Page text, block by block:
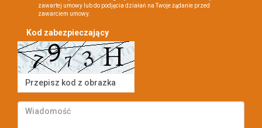
zawartej umowy lub do podjęcia działań na Twoje żądanie przed
zawarciem umowy.
Kod zabezpieczający